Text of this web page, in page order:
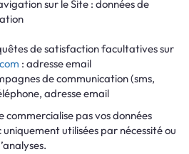
sur le Site : données de
de satisfaction facultatives sur
: adresse email
de communication (sms,
adresse email
commercialise pas vos données
utilisées par nécessité ou